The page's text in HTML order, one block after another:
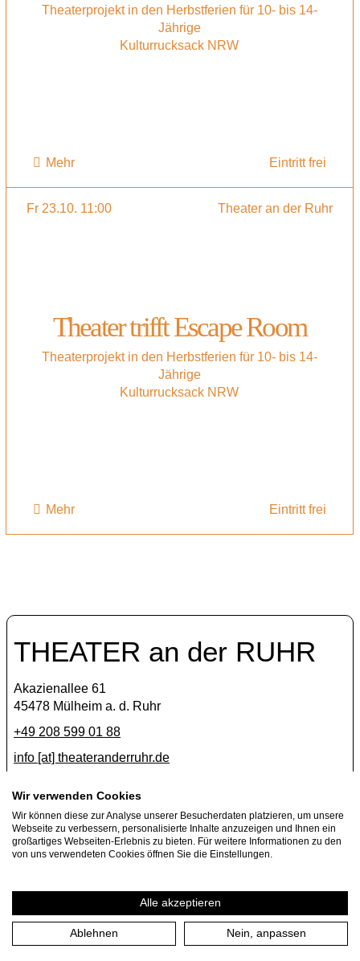
Theaterprojekt in den Herbstferien für 10- bis 14-
Jährige
Kulturrucksack NRW
Mehr Eintritt frei
Fr 23.10. 11:00 Theater an der Ruhr
Theater trifft Escape Room
Theaterprojekt in den Herbstferien für 10- bis 14-
Jährige
Kulturrucksack NRW
Mehr Eintritt frei
THEATER an der RUHR
Akazienallee 61
45478 Mülheim a. d. Ruhr
+49 208 599 01 88
info [​at​] theateranderruhr.de
Facebook
Instagram
Newsletter
Datenschutzerklärung Cookie-Einstellungen
Wir verwenden Cookies
Wir können diese zur Analyse unserer Besucherdaten platzieren, um unsere
Webseite zu verbessern, personalisierte Inhalte anzuzeigen und Ihnen ein
großartiges Webseiten-Erlebnis zu bieten. Für weitere Informationen zu den
von uns verwendeten Cookies öffnen Sie die Einstellungen.
Alle akzeptieren
Ablehnen Nein, anpassen